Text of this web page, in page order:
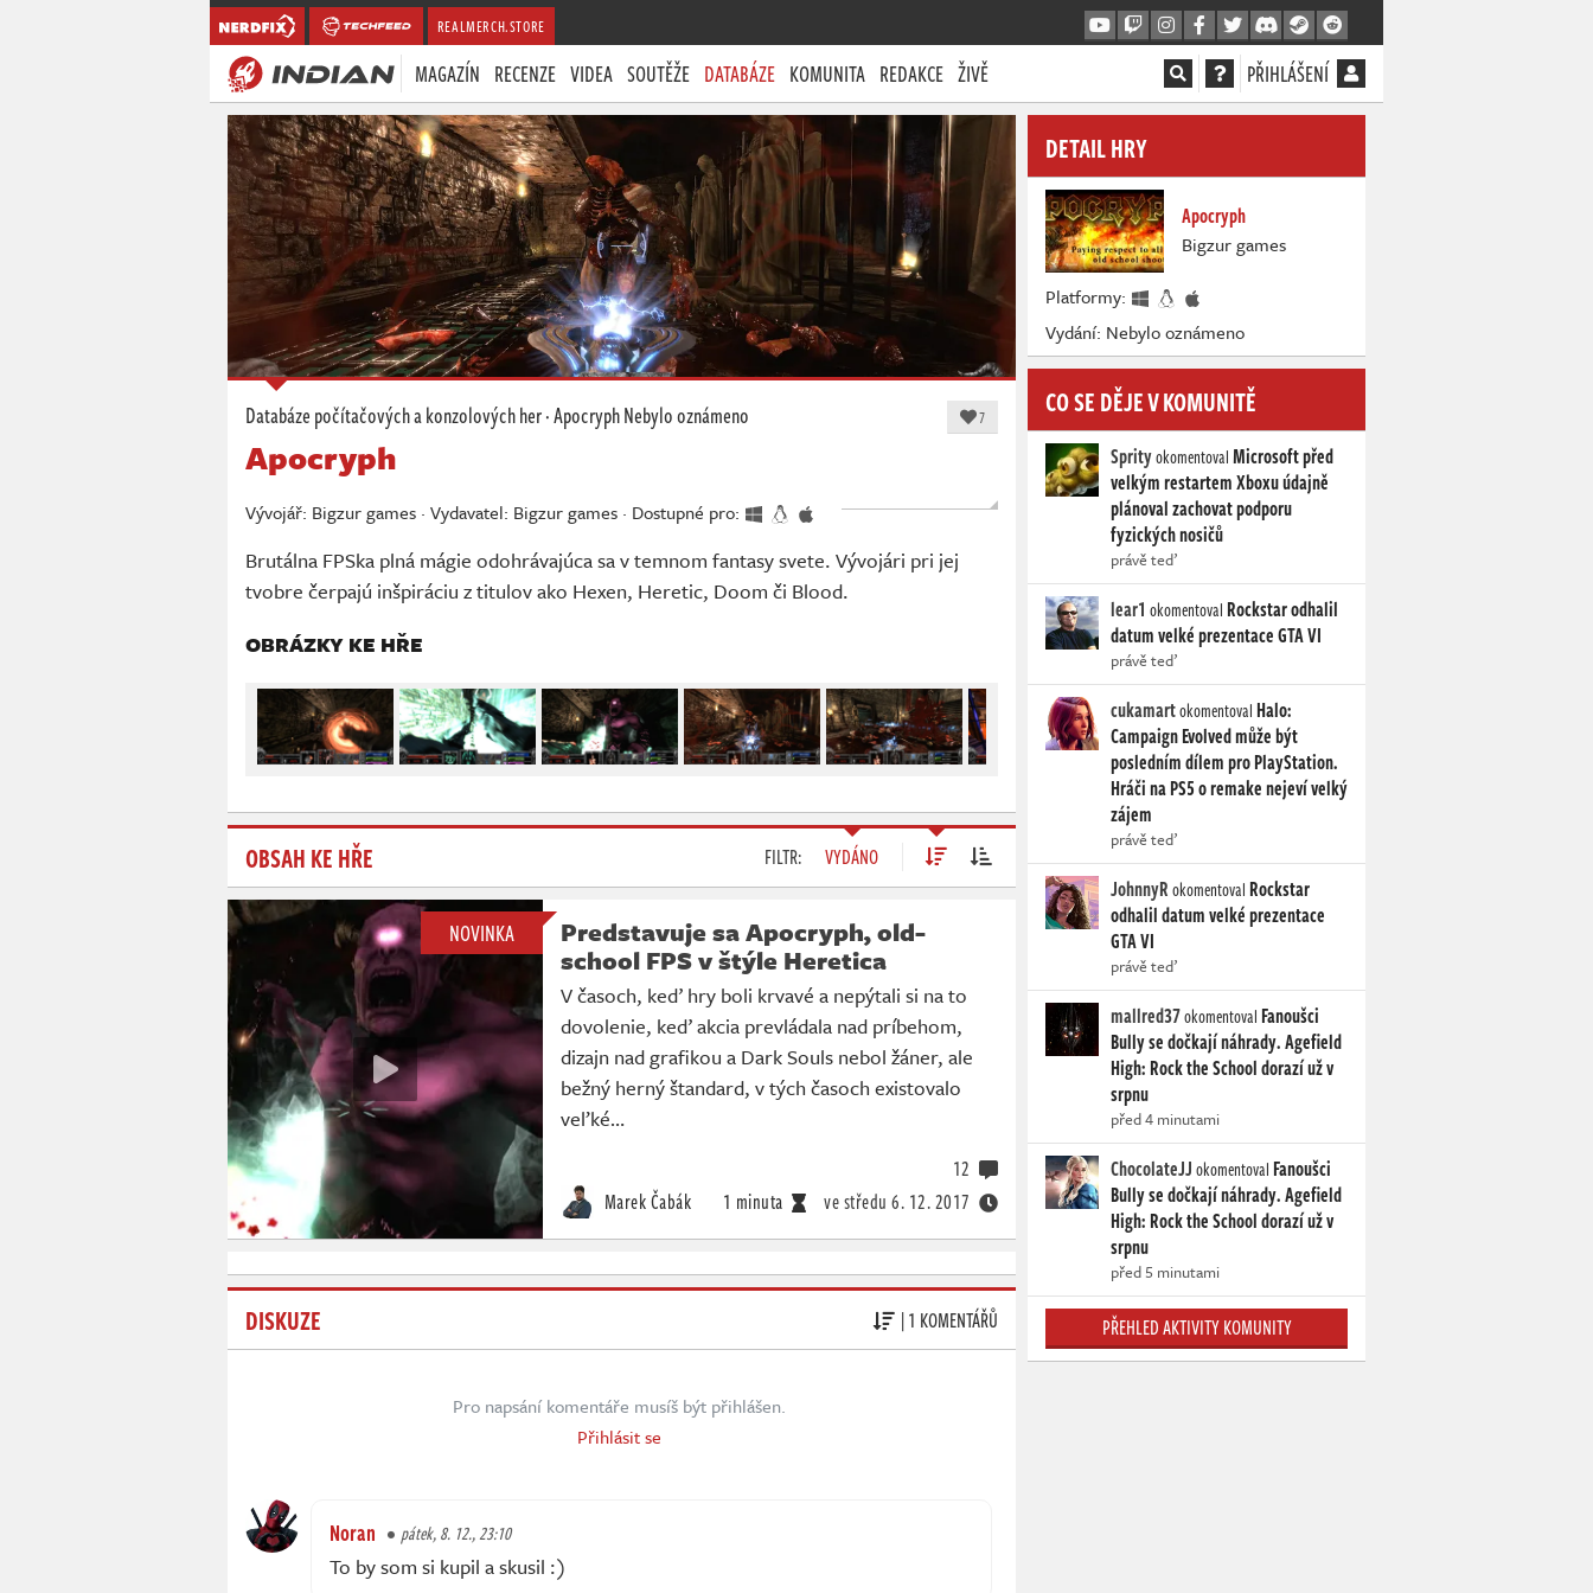
REALMERCH.STORE
MAGAZÍN RECENZE VIDEA SOUTĚŽE DATABÁZE KOMUNITA REDAKCE ŽIVĚ PŘIHLÁŠENÍ
Databáze počítačových a konzolových her·ApocryphNebylo oznámeno 7
Apocryph
Vývojář: Bigzur games · Vydavatel: Bigzur games · Dostupné pro:
Brutálna FPSka plná mágie odohrávajúca sa v temnom fantasy svete. Vývojári pri jej
tvobre čerpajú inšpiráciu z titulov ako Hexen, Heretic, Doom či Blood.
OBRÁZKY KE HŘE
OBSAH KE HŘE FILTR: VYDÁNO
NOVINKA
Predstavuje sa Apocryph, old-
school FPS v štýle Heretica
V časoch, keď hry boli krvavé a nepýtali si na to
dovolenie, keď akcia prevládala nad príbehom,
dizajn nad grafikou a Dark Souls nebol žáner, ale
bežný herný štandard, v tých časoch existovalo
veľké…
Marek Čabák 1 minuta ve středu 6. 12. 2017
12
DISKUZE | 1 KOMENTÁŘŮ
Pro napsání komentáře musíš být přihlášen.
Přihlásit se
Noran pátek, 8. 12., 23:10
To by som si kupil a skusil :)
DETAIL HRY
Apocryph
Bigzur games
Platformy:
Vydání: Nebylo oznámeno
CO SE DĚJE V KOMUNITĚ
SprityokomentovalMicrosoft před
velkým restartem Xboxu údajně
plánoval zachovat podporu
fyzických nosičů
právě teď
lear1 okomentoval Rockstar odhalil
datum velké prezentace GTA VI
právě teď
cukamartokomentoval Halo:
Campaign Evolved může být
posledním dílem pro PlayStation.
Hráči na PS5 o remake nejeví velký
zájem
právě teď
JohnnyRokomentoval Rockstar
odhalil datum velké prezentace
GTA VI
právě teď
mallred37okomentoval Fanoušci
Bully se dočkají náhrady. Agefield
High: Rock the School dorazí už v
srpnu
před 4 minutami
ChocolateJJokomentoval Fanoušci
Bully se dočkají náhrady. Agefield
High: Rock the School dorazí už v
srpnu
před 5 minutami
PŘEHLED AKTIVITY KOMUNITY